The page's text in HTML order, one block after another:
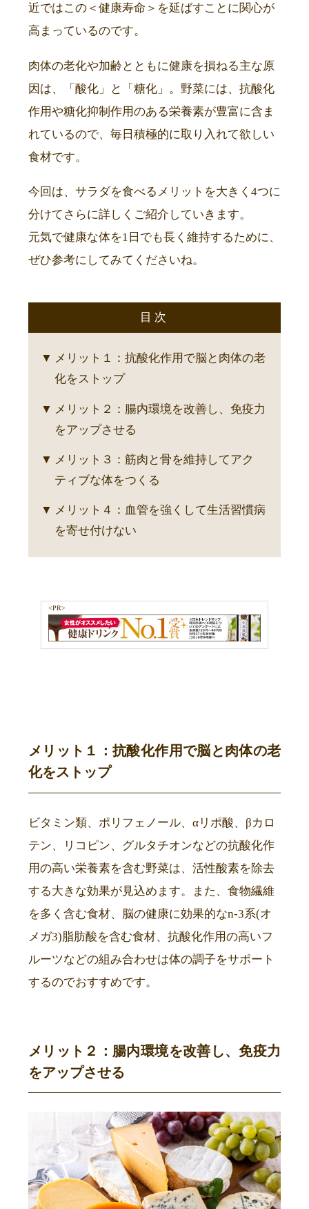
近ではこの＜健康寿命＞を延ばすことに関心が
高まっているのです。
肉体の老化や加齢とともに健康を損ねる主な原
因は、「酸化」と「糖化」。野菜には、抗酸化
作用や糖化抑制作用のある栄養素が豊富に含ま
れているので、毎日積極的に取り入れて欲しい
食材です。
今回は、サラダを食べるメリットを大きく4つに
分けてさらに詳しくご紹介していきます。
元気で健康な体を1日でも長く維持するために、
ぜひ参考にしてみてくださいね。
目次
メリット１：抗酸化作用で脳と肉体の老
化をストップ
メリット２：腸内環境を改善し、免疫力
をアップさせる
メリット３：筋肉と骨を維持してアク
ティブな体をつくる
メリット４：血管を強くして生活習慣病
を寄せ付けない
<PR>
メリット１：抗酸化作用で脳と肉体の老
化をストップ
ビタミン類、ポリフェノール、αリポ酸、βカロ
テン、リコピン、グルタチオンなどの抗酸化作
用の高い栄養素を含む野菜は、活性酸素を除去
する大きな効果が見込めます。また、食物繊維
を多く含む食材、脳の健康に効果的なn-3系(オ
メガ3)脂肪酸を含む食材、抗酸化作用の高いフ
ルーツなどの組み合わせは体の調子をサポート
するのでおすすめです。
メリット２：腸内環境を改善し、免疫力
をアップさせる